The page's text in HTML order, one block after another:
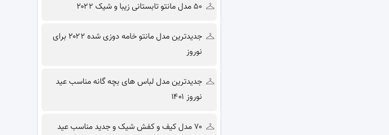
۵۰ مدل مانتو تابستانی زیبا و شیک ۲۰۲۲
جدیدترین مدل مانتو خامه دوزی شده ۲۰۲۲ برای
نوروز
جدیدترین مدل لباس های بچه گانه مناسب عید
نوروز ۱۴۰۱
۷۰ مدل کیف و کفش شیک و جدید مناسب عید